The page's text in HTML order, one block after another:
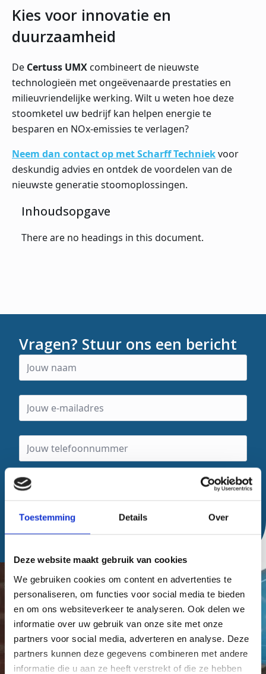
Toestemming Details Over
Deze website maakt gebruik van cookies
We gebruiken cookies om content en advertenties te
personaliseren, om functies voor social media te bieden
en om ons websiteverkeer te analyseren. Ook delen we
informatie over uw gebruik van onze site met onze
partners voor social media, adverteren en analyse. Deze
partners kunnen deze gegevens combineren met andere
informatie die u aan ze heeft verstrekt of die ze hebben
Kies voor innovatie en
duurzaamheid
De Certuss UMXcombineert de nieuwste
technologieën met ongeëvenaarde prestaties en
milieuvriendelijke werking. Wilt u weten hoe deze
stoomketel uw bedrijf kan helpen energie te
besparen en NOx-emissies te verlagen?
Neem dan contact op met Scharff Techniekvoor
deskundig advies en ontdek de voordelen van de
nieuwste generatie stoomoplossingen.
Inhoudsopgave
There are no headings in this document.
Vragen? Stuur ons een bericht